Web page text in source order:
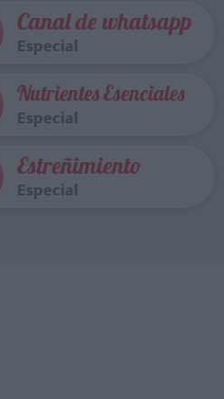
Canal de whatsapp
Especial
Nutrientes Esenciales
Especial
Estreñimiento
Especial